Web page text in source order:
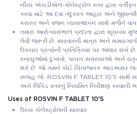
નીચા એચડીએલ-કોલેસ્ટ્રોલ સ્તર દ્વારા
કરવા માટે આ દવા તંદુરસ્ત આહાર અને
કસરત અને વજન વ્યવસ્થાપન સાથે મળીને
તમારા આરોગ્યસંભાળ પ્રદાતા દ્વારા સૂચવ્યા
લેવી જરૂરી છે. સારવારની માત્રા અને
ઉપચાર પ્રત્યેની પ્રતિક્રિયા પર આધાર રાખે
સ્નાયુઓમાં દુખાવો, પાચન સમસ્યાઓ અને યકૃત
શકે છે. જો તમને કોઈ ચિંતાજનક આડઅસર લાગે
સલાહ લો. ROSVIN F TABLET 10'S સાથે
અને લિપિડ સ્તરનું નિયમિત નિરીક્ષણ કરવાની
Uses of ROSVIN F TABLET 10'S
ઉચ્ચ કોલેસ્ટ્રોલની સારવાર